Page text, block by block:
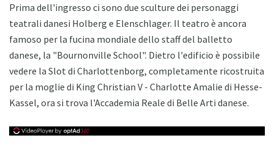
Prima dell'ingresso ci sono due sculture dei personaggi
teatrali danesi Holberg e Elenschlager. Il teatro è ancora
famoso per la fucina mondiale dello staff del balletto
danese, la "Bournonville School". Dietro l'edificio è possibile
vedere la Slot di Charlottenborg, completamente ricostruita
per la moglie di King Christian V - Charlotte Amalie di Hesse-
Kassel, ora si trova l'Accademia Reale di Belle Arti danese.